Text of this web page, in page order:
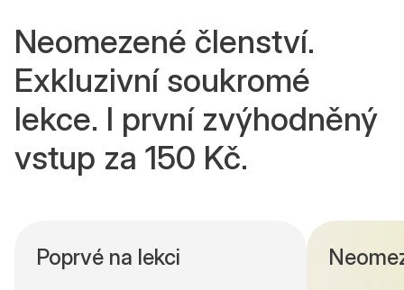
Neomezené členství.
Exkluzivní soukromé
lekce. I první zvýhodněný
vstup za 150 Kč.
Poprvé na lekci